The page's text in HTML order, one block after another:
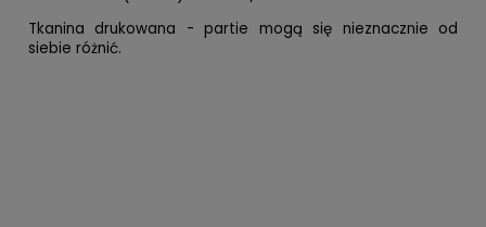
Tkanina drukowana - partie mogą się nieznacznie od
siebie różnić.